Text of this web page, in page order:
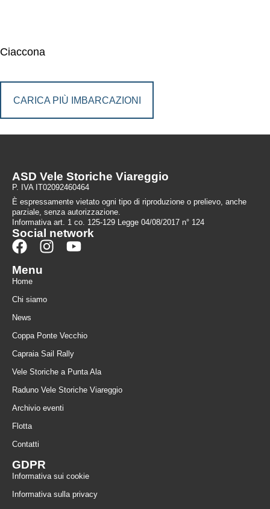
Ciaccona
CARICA PIÙ IMBARCAZIONI
ASD Vele Storiche Viareggio
P. IVA IT02092460464
È espressamente vietato ogni tipo di riproduzione o prelievo, anche
parziale, senza autorizzazione.
Informativa art. 1 co. 125-129 Legge 04/08/2017 n° 124
Social network
Menu
Home
Chi siamo
News
Coppa Ponte Vecchio
Capraia Sail Rally
Vele Storiche a Punta Ala
Raduno Vele Storiche Viareggio
Archivio eventi
Flotta
Contatti
GDPR
Informativa sui cookie
Informativa sulla privacy